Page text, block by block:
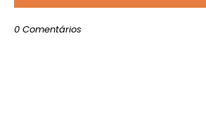
0 Comentários